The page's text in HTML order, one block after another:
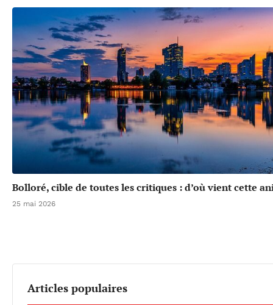
Bolloré, cible de toutes les critiques : d’où vient cette
25 mai 2026
Articles populaires